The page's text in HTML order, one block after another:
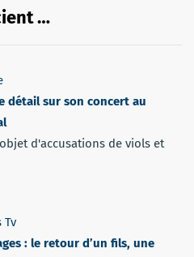
…
détail sur son concert au
d'accusations de viols et
Tv
: le retour d’un fils, une